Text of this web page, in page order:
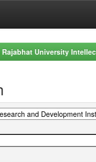
Rajabhat University